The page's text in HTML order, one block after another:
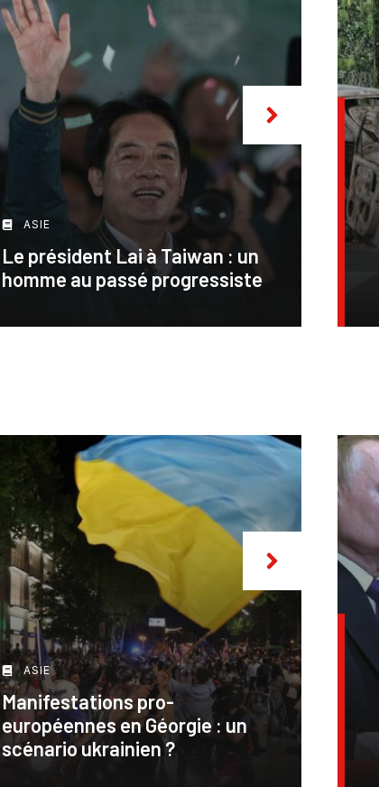
ASIE
Le président Lai à Taiwan : un
homme au passé progressiste
ASIE
Manifestations pro-
européennes en Géorgie : un
scénario ukrainien ?